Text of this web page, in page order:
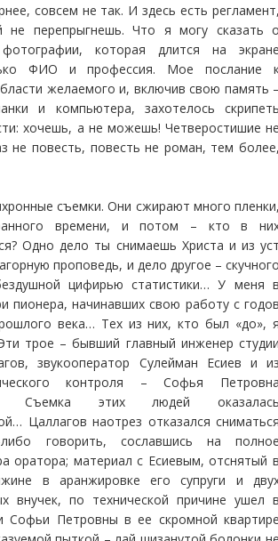
совсем не так. И здесь есть
не перепрыгнешь. Что я могу сказать
которая длится на
ФИО и профессия. Мое послание
желаемого и, включив свою память
и компьютера, захотелось
хочешь, а не можешь! Четверостишие
не повесть, повесть не роман, тем
съемки. Они сжирают много
времени, и потом – кто в
Одно дело ты снимаешь Христа и из
проповедь, и дело другое –
цифирью статистики… У меня
пионера, начинавших свою работу с
века… Тех из них, кто был «до»,
трое – бывший главный инженер
звукооператор Сулейман Есиев и
контроля – Софья
Съемка этих людей
Цаллагов наотрез отказался
говорить, сославшись на
оратора; материал с Есиевым, отснятый
в аранжировке его супруги и
внучек, по технической причине ушел
Софьи Петровны в ее скромной